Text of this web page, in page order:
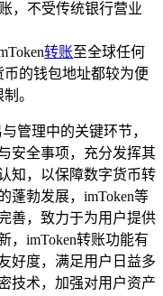
，不受传统银行营业
转账至全球任何
的钱包地址都较为便
。
管理中的关键环节，
安全事项，充分发挥其
知，以保障数字货币转
蓬勃发展，imToken等
善，致力于为用户提供
，imToken转账功能有
好度，满足用户日益多
技术，加强对用户资产